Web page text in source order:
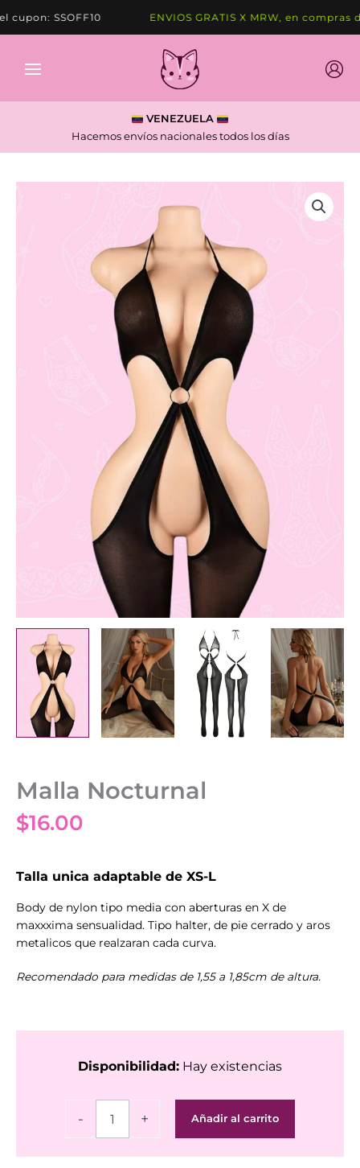
al
SSOFF10 ENVIOS GRATIS X MRW, en compras de
VENEZUELA
Hacemos envíos nacionales todos los días
Malla Nocturnal
$16.00
Talla unica adaptable de XS-L
Body de nylon tipo media con aberturas en X de
maxxxima sensualidad. Tipo halter, de pie cerrado y aros
metalicos que realzaran cada curva.
Recomendado para medidas de 1,55 a 1,85cm de altura.
Disponibilidad: Hay existencias
-
Nocturnal
cantidad
+ Añadir al carrito